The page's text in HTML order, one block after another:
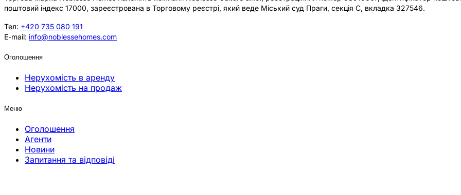
поштовий індекс 17000, зареєстрована в Торговому реєстрі, який веде Міський суд Праги, секція C, вкладка 327546.
Тел: +420 735 080 191
E-mail: info@noblessehomes.com
Оголошення
Нерухомість в аренду
Нерухомість на продаж
Меню
Оголошення
Агенти
Новини
Запитання та відповіді